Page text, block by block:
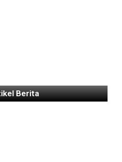
Berita